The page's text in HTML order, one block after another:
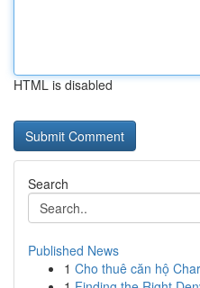
HTML is disabled
Search
Published News
1 Cho thuê căn hộ